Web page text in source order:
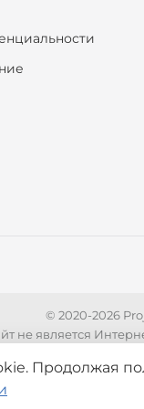
© 2020-2026
не является
информация,
определяемой
Продолжая